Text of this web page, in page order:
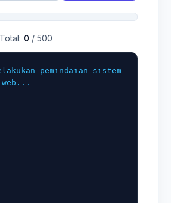
0 / 500
pemindaian sistem